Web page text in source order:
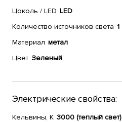
Цоколь / LED LED
Количество источников света 1
Материал метал
Цвет Зеленый
Электрические свойства:
Кельвины, К 3000 (теплый свет)